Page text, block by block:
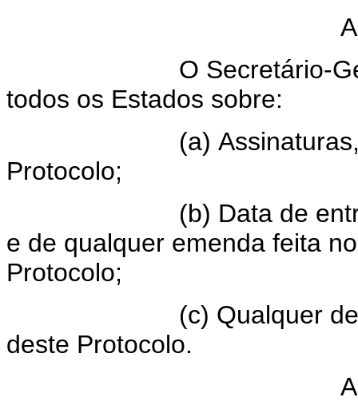
O Secretário-
todos os Estados sobre:
(a)
Protocolo;
(b) Data de
e de qualquer emenda feita
Protocolo;
(c) Qualquer
deste Protocolo.